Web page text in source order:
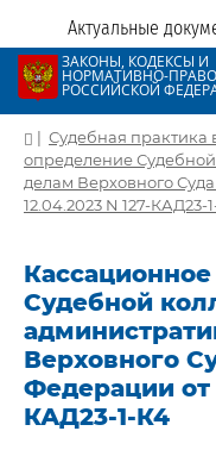
Актуальные
ЗАКОНЫ, КОДЕКСЫ И
НОРМАТИВНО-
РОССИЙСКОЙ
| Судебная практика
определение
делам Верховного
12.04.2023 N 127-КАД23-
Судебной
Верховного
Федерации от
КАД23-1-К4